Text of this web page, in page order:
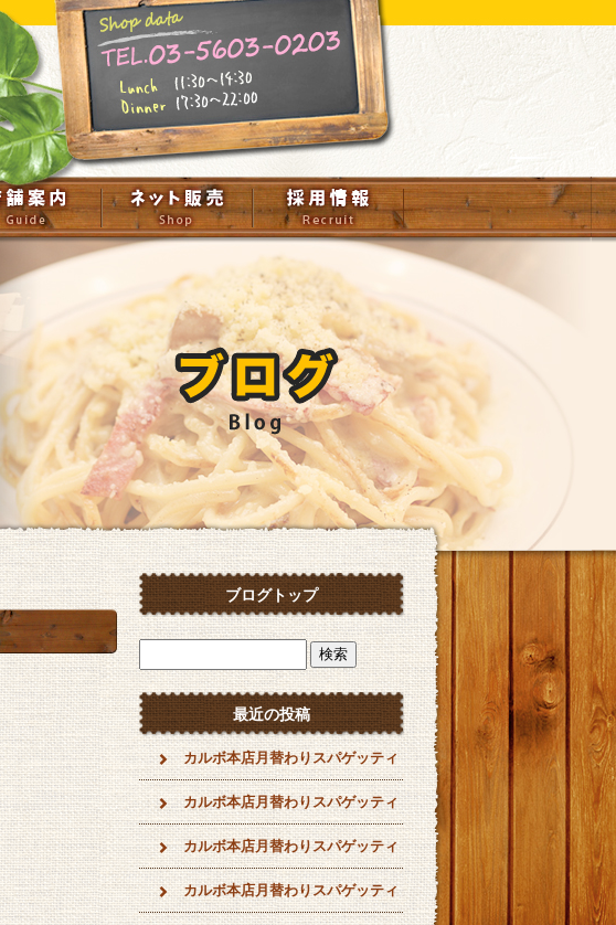
ブログトップ
最近の投稿
カルボ本店月替わりスパゲッティ
カルボ本店月替わりスパゲッティ
カルボ本店月替わりスパゲッティ
カルボ本店月替わりスパゲッティ